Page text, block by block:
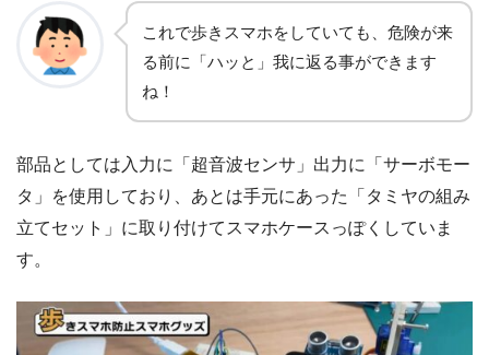
これで歩きスマホをしていても、危険が来
る前に「ハッと」我に返る事ができます
ね！
部品としては入力に「超音波センサ」出力に「サーボモー
タ」を使用しており、あとは手元にあった「タミヤの組み
立てセット」に取り付けてスマホケースっぽくしていま
す。